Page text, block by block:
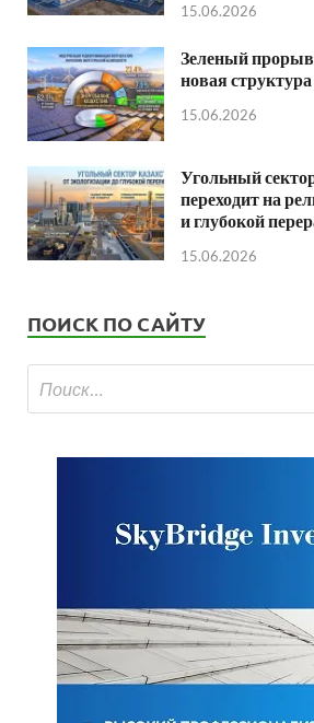
15.06.2026
Зеленый прорыв
новая
15.06.2026
Угольный
переходит на
и глубокой
15.06.2026
ПОИСК ПО САЙТУ